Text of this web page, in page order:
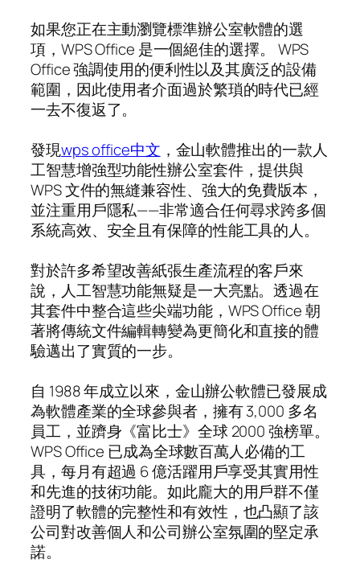
如果您正在主動瀏覽標準辦公室軟體的選
項，WPS Office 是一個絕佳的選擇。 WPS
Office 強調使用的便利性以及其廣泛的設備
範圍，因此使用者介面過於繁瑣的時代已經
一去不復返了。
發現wps office中文 ，金山軟體推出的一款人
工智慧增強型功能性辦公室套件，提供與
WPS 文件的無縫兼容性、強大的免費版本，
並注重用戶隱私——非常適合任何尋求跨多個
系統高效、安全且有保障的性能工具的人。
對於許多希望改善紙張生產流程的客戶來
說，人工智慧功能無疑是一大亮點。透過在
其套件中整合這些尖端功能，WPS Office 朝
著將傳統文件編輯轉變為更簡化和直接的體
驗邁出了實質的一步。
自 1988 年成立以來，金山辦公軟體已發展成
為軟體產業的全球參與者，擁有 3,000 多名
員工，並躋身《富比士》全球 2000 強榜單。
WPS Office 已成為全球數百萬人必備的工
具，每月有超過 6 億活躍用戶享受其實用性
和先進的技術功能。如此龐大的用戶群不僅
證明了軟體的完整性和有效性，也凸顯了該
公司對改善個人和公司辦公室氛圍的堅定承
諾。